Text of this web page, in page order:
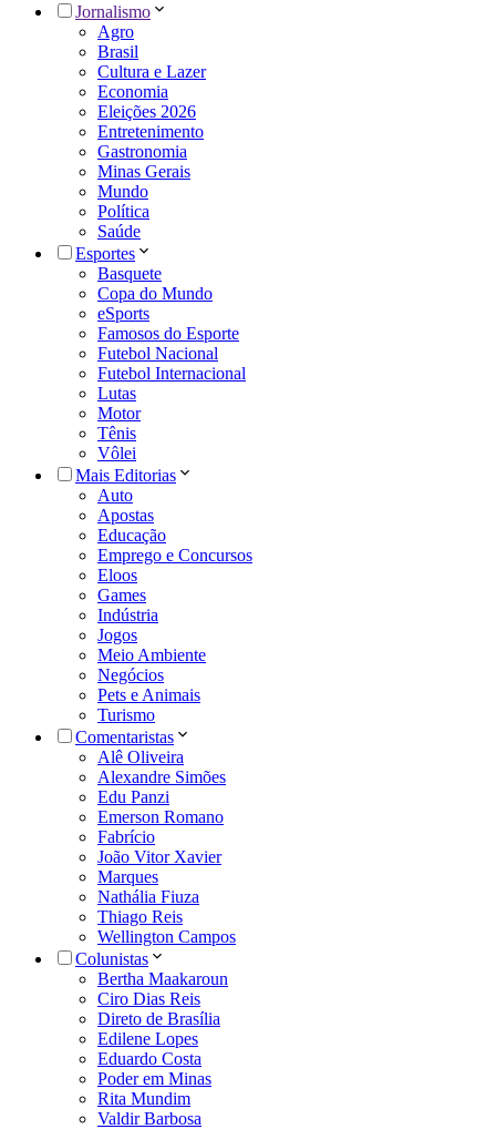
Jornalismo
Agro
Brasil
Cultura e Lazer
Economia
Eleições 2026
Entretenimento
Gastronomia
Minas Gerais
Mundo
Política
Saúde
Esportes
Basquete
Copa do Mundo
eSports
Famosos do Esporte
Futebol Nacional
Futebol Internacional
Lutas
Motor
Tênis
Vôlei
Mais Editorias
Auto
Apostas
Educação
Emprego e Concursos
Eloos
Games
Indústria
Jogos
Meio Ambiente
Negócios
Pets e Animais
Turismo
Comentaristas
Alê Oliveira
Alexandre Simões
Edu Panzi
Emerson Romano
Fabrício
João Vitor Xavier
Marques
Nathália Fiuza
Thiago Reis
Wellington Campos
Colunistas
Bertha Maakaroun
Ciro Dias Reis
Direto de Brasília
Edilene Lopes
Eduardo Costa
Poder em Minas
Rita Mundim
Valdir Barbosa